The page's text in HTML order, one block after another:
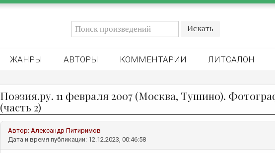
ЖАНРЫ АВТОРЫ КОММЕНТАРИИ ЛИТСАЛОН
Поэзия.ру. 11 февраля 2007 (Москва, Тушино).
(часть 2)
Автор: Александр Питиримов
Дата и время публикации: 12.12.2023, 00:46:58